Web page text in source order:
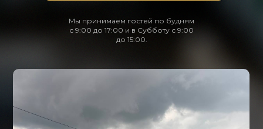
Мы принимаем гостей по будням
с 9:00 до 17:00 и в Субботу с 9:00
до 15:00.